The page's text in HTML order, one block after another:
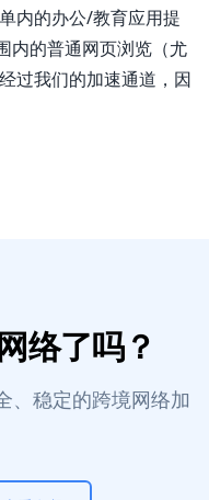
内的办公/教育应用提
内的普通网页浏览（尤
过我们的加速通道，因
络了吗？
、稳定的跨境网络加